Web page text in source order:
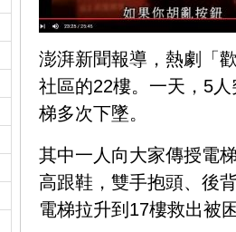
澎湃新聞報導，熱劇「
社區的22樓。一天，5
梯多次下墜。
其中一人向大家傳授電
高跟鞋，雙手抱頭、後
電梯拉升到17樓救出被